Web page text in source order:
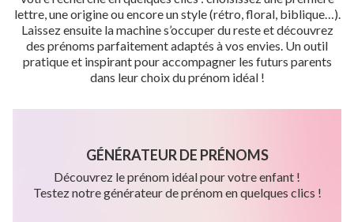
lettre, une origine ou encore un style (rétro, floral, biblique…).
Laissez ensuite la machine s’occuper du reste et découvrez
des prénoms parfaitement adaptés à vos envies. Un outil
pratique et inspirant pour accompagner les futurs parents
dans leur choix du prénom idéal !
GÉNÉRATEUR DE PRÉNOMS
Découvrez le prénom idéal pour votre enfant !
Testez notre générateur de prénom en quelques clics !